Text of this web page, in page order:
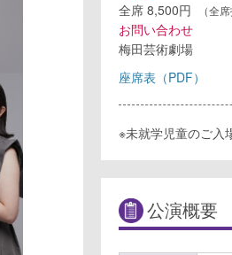
全席 8,500円
（全
お問い合わせ
梅田芸術劇場
座席表（PDF）
※未就学児童のご入
公演概要